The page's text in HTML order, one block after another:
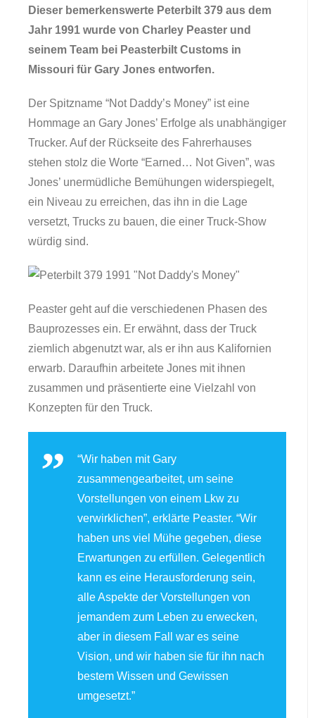
Dieser bemerkenswerte Peterbilt 379 aus dem
Jahr 1991 wurde von Charley Peaster und
seinem Team bei Peasterbilt Customs in
Missouri für Gary Jones entworfen.
Der Spitzname “Not Daddy’s Money” ist eine
Hommage an Gary Jones’ Erfolge als unabhängiger
Trucker. Auf der Rückseite des Fahrerhauses
stehen stolz die Worte “Earned… Not Given”, was
Jones’ unermüdliche Bemühungen widerspiegelt,
ein Niveau zu erreichen, das ihn in die Lage
versetzt, Trucks zu bauen, die einer Truck-Show
würdig sind.
Peaster geht auf die verschiedenen Phasen des
Bauprozesses ein. Er erwähnt, dass der Truck
ziemlich abgenutzt war, als er ihn aus Kalifornien
erwarb. Daraufhin arbeitete Jones mit ihnen
zusammen und präsentierte eine Vielzahl von
Konzepten für den Truck.
“Wir haben mit Gary
zusammengearbeitet, um seine
Vorstellungen von einem Lkw zu
verwirklichen”, erklärte Peaster. “Wir
haben uns viel Mühe gegeben, diese
Erwartungen zu erfüllen. Gelegentlich
kann es eine Herausforderung sein,
alle Aspekte der Vorstellungen von
jemandem zum Leben zu erwecken,
aber in diesem Fall war es seine
Vision, und wir haben sie für ihn nach
bestem Wissen und Gewissen
umgesetzt.”